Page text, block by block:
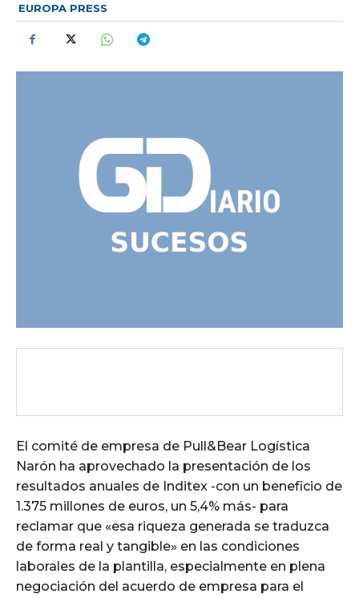
EUROPA PRESS
El comité de empresa de Pull&Bear Logística
Narón ha aprovechado la presentación de los
resultados anuales de Inditex -con un beneficio de
1.375 millones de euros, un 5,4% más- para
reclamar que «esa riqueza generada se traduzca
de forma real y tangible» en las condiciones
laborales de la plantilla, especialmente en plena
negociación del acuerdo de empresa para el